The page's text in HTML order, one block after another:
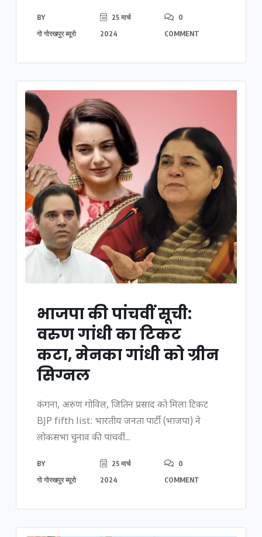
BY
गो गोरखपुर ब्यूरो
25 मार्च
2024
0
COMMENT
भाजपा की पांचवीं सूची:
वरुण गांधी का टिकट
कटा, मेनका गांधी को ग्रीन
सिग्नल
कंगना, अरुण गोविल, जितिन प्रसाद को मिला टिकट
BJP fifth list: भारतीय जनता पार्टी (भाजपा) ने
लोकसभा चुनाव की पांचवीं...
BY
गो गोरखपुर ब्यूरो
25 मार्च
2024
0
COMMENT